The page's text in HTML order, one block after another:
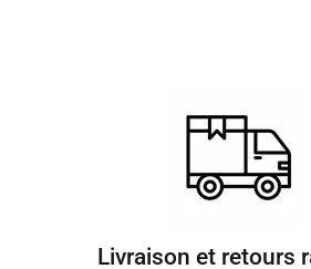
Livraison et retours